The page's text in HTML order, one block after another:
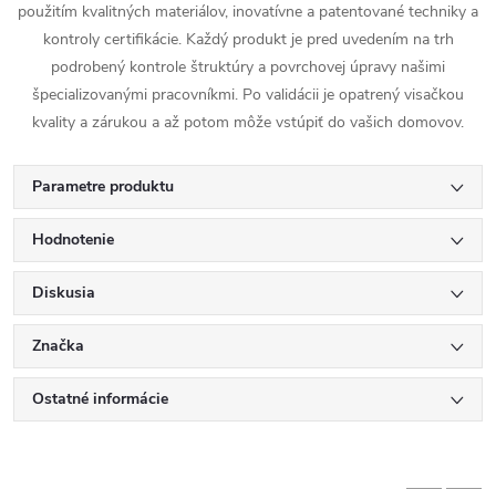
použitím kvalitných materiálov, inovatívne a patentované techniky a
kontroly certifikácie. Každý produkt je pred uvedením na trh
podrobený kontrole štruktúry a povrchovej úpravy našimi
špecializovanými pracovníkmi. Po validácii je opatrený visačkou
kvality a zárukou a až potom môže vstúpiť do vašich domovov.
Parametre produktu
Hodnotenie
Diskusia
Značka
Ostatné informácie